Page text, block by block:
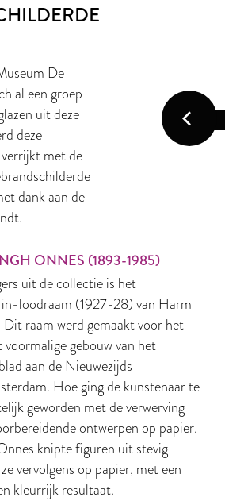
De
al een groep
uit deze
deze
met de
dank aan de
ONNES (1893-1985)
uit de collectie is het
loodraam (1927-28) van Harm
raam werd gemaakt voor het
gebouw van het
aan de Nieuwezijds
Hoe ging de kunstenaar te
geworden met de verwerving
ontwerpen op papier.
knipte figuren uit stevig
vervolgens op papier, met een
kleurrijk resultaat.